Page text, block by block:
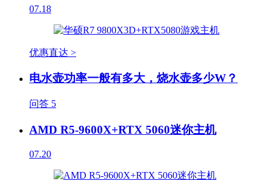
07.18
优惠直达 >
电水壶功率一般有多大，烧水壶多少W？
问答 5
AMD R5-9600X+RTX 5060迷你主机
07.20